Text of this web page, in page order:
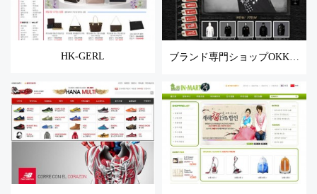
HK-GERL ブランド専門ショップOKKANE-오까네